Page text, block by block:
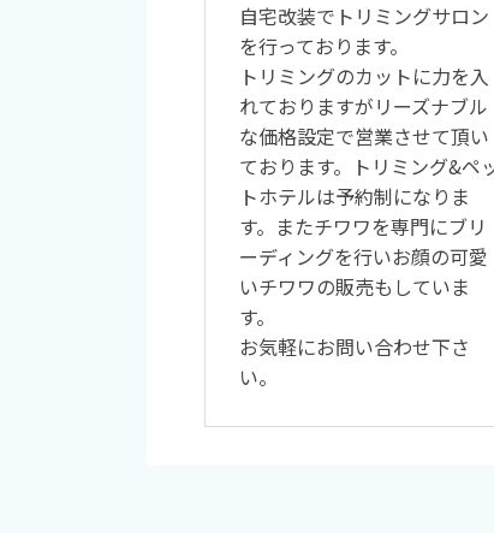
自宅改装でトリミングサロン
を行っております。
トリミングのカットに力を入
れておりますがリーズナブル
な価格設定で営業させて頂い
ております。トリミング&ペ
トホテルは予約制になりま
す。またチワワを専門にブリ
ーディングを行いお顔の可愛
いチワワの販売もしていま
す。
お気軽にお問い合わせ下さ
い。